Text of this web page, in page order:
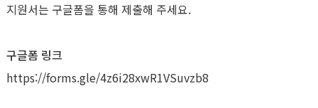
지원서는 구글폼을 통해 제출해 주세요.
구글폼 링크
https://forms.gle/4z6i28xwR1VSuvzb8